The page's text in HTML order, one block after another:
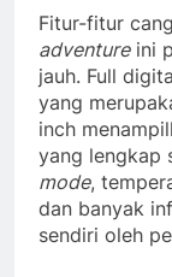
Fitur-fitur
adventureini
jauh. Full
yang
inch
yang lengkap
mode,
dan banyak
sendiri oleh